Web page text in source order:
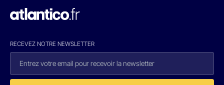
RECEVEZ NOTRE NEWSLETTER